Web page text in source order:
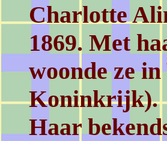
Charlotte
1869. Met
woonde ze in
Koninkrijk).
Haar